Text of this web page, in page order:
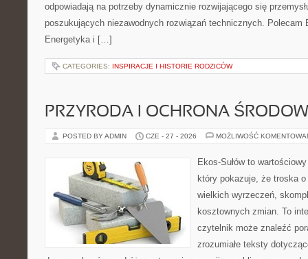
odpowiadają na potrzeby dynamicznie rozwijającego się
poszukujących niezawodnych rozwiązań technicznych. Polecam
Energetyka i […]
CATEGORIES: INSPIRACJE I HISTORIE RODZICÓW
PRZYRODA I OCHRONA
POSTED BY ADMIN CZE - 27 - 2026 MOŻLIWOŚĆ
Ekos-Sułów to
który pokazuje, że troska
wielkich wyrzeczeń,
kosztownych zmian. To
czytelnik może znaleźć
zrozumiałe teksty